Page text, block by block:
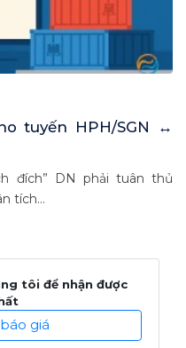
tuyến HPH/SGN ↔
đích” DN phải tuân thủ
tích...
tôi để nhận được
giá